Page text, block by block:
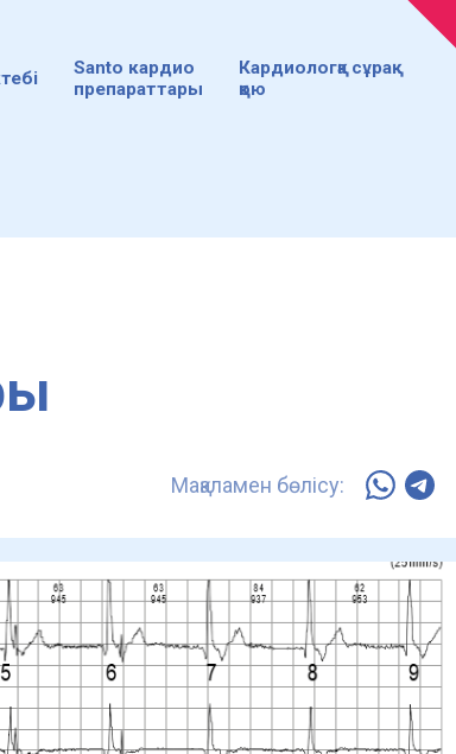
Santo кардио
препараттары
Кардиологқа сұрақ
қою
Мақаламен бөлісу: